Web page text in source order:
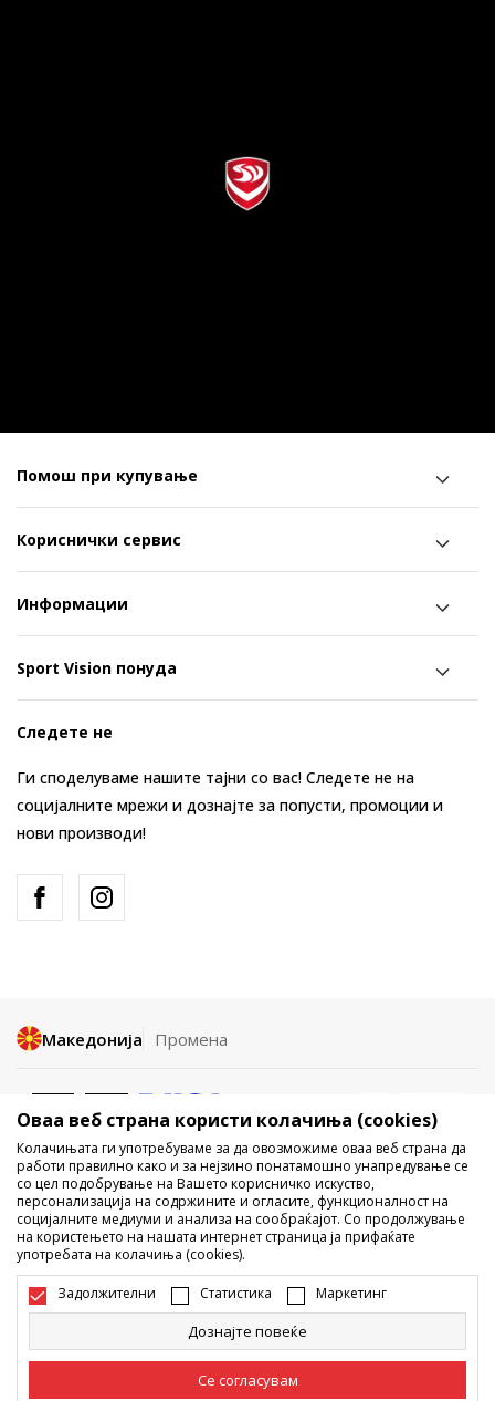
Помош при купување
Кориснички сервис
Информации
Sport Vision понуда
Следете не
Ги споделуваме нашите тајни со вас! Следете не на
социјалните мрежи и дознајте за попусти, промоции и
нови производи!
Македонија Промена
Не е дозволено превземање или користење на содржината од
интернет страните на Sport Vision, делумно или целосно a се
однесува на логоа, трговски марки, комерцијални содржини, ниту
истите да се отстапуваат на трети лица, јавно да се објавуваат или да
се користат за било какви цели, без писмена согласност од БДС.МК
ДООЕЛ.
Настојуваме да бидеме што попрецизни во описот на производот,
фотографијата и самата цена, но не можеме да гарантираме дака
сите информации се комплетни и без грешка. Сите прикажани
дека мораат да се достапни во секој момент. Достапноста на
Оваа веб страна користи колачиња (cookies)
Колачињата ги употребуваме за да овозможиме оваа веб страна да
работи правилно како и за нејзино понатамошно унапредување се
со цел подобрување на Вашето корисничко искуство,
персонализација на содржините и огласите, функционалност на
социјалните медиуми и анализа на сообраќајот. Со продолжување
на користењето на нашата интернет страница ја прифаќате
употребата на колачиња (cookies).
Задолжителни Статистика Маркетинг
Дознајте повеќе
Се согласувам